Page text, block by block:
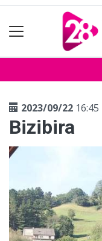
2023/09/22 16:45
Bizibira